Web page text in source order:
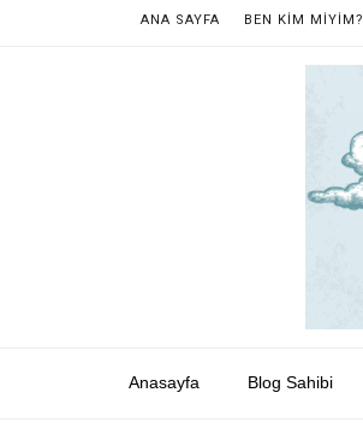
ANA SAYFA BEN KİM MİYİM?
Anasayfa Blog Sahibi